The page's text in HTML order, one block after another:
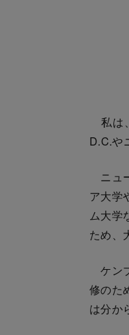
私は
D.C.や
ニュ
ア大学
ム大学
ため、
ケン
修のた
は分か